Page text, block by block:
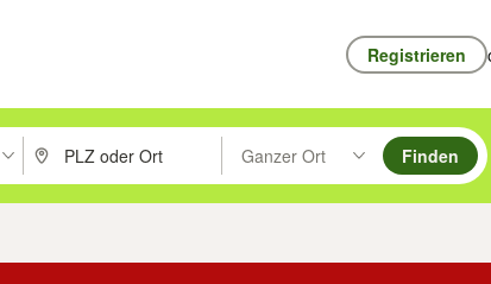
Registrieren
mit den Pfeiltasten nach oben/unten durchsuchen
PLZ oder Ort eingeben. Eingabetaste drücken um zu
Ganzer Ort
Suche im Umkreis des gewählten
Finden